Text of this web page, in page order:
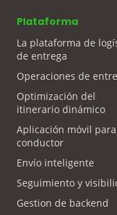
Plataforma
La plataforma de
de entrega
Operaciones de
Optimización del
itinerario dinámico
Aplicación móvil
conductor
Envío inteligente
Seguimiento y
Gestion de backend